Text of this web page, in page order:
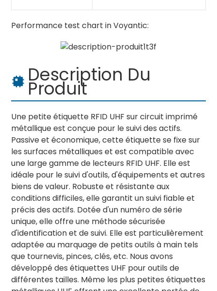
Performance test chart in Voyantic:
Description Du
Produit
Une petite étiquette RFID UHF sur circuit imprimé
métallique est conçue pour le suivi des actifs.
Passive et économique, cette étiquette se fixe sur
les surfaces métalliques et est compatible avec
une large gamme de lecteurs RFID UHF. Elle est
idéale pour le suivi d'outils, d'équipements et autres
biens de valeur. Robuste et résistante aux
conditions difficiles, elle garantit un suivi fiable et
précis des actifs. Dotée d'un numéro de série
unique, elle offre une méthode sécurisée
d'identification et de suivi. Elle est particulièrement
adaptée au marquage de petits outils à main tels
que tournevis, pinces, clés, etc. Nous avons
développé des étiquettes UHF pour outils de
différentes tailles. Même les plus petites étiquettes